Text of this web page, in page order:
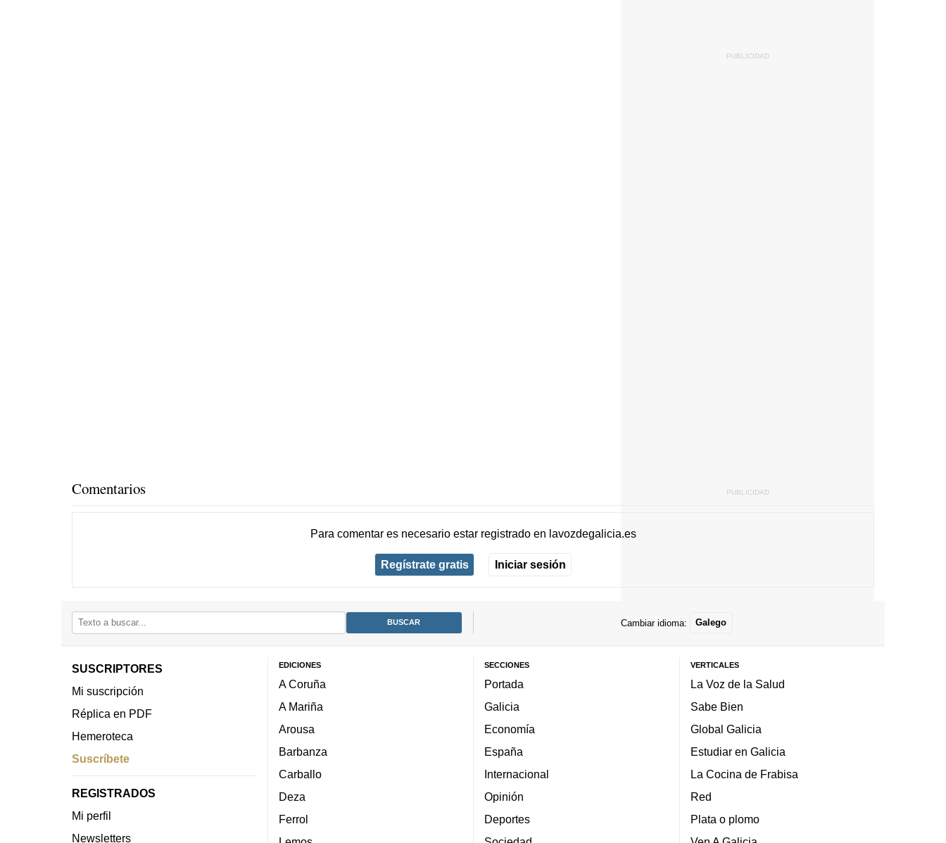
Comentarios
Para comentar es necesario estar registradoen lavozdegalicia.es
Regístrate gratis Iniciar sesión
Cambiar idioma: Galego
SUSCRIPTORES
Mi suscripción
Réplica en PDF
Hemeroteca
Suscríbete
REGISTRADOS
Mi perfil
Newsletters
EDICIONES
A Coruña
A Mariña
Arousa
Barbanza
Carballo
Deza
Ferrol
SECCIONES
Portada
Galicia
Economía
España
Internacional
Opinión
Deportes
VERTICALES
La Voz de la Salud
Sabe Bien
Global Galicia
Estudiar en Galicia
La Cocina de Frabisa
Red
Plata o plomo